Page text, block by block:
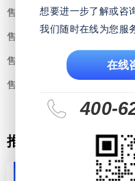
售后服务的数字价值
售后效益指标树架构
售后指标效益案例分享
售后效益检讨案例分享
推荐活动
想要进一步了解或咨
我们随时在线为您服
在线
400-